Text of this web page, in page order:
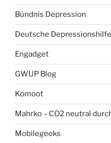
Bündnis Depression
Deutsche Depressionshilfe
Engadget
GWUP Blog
Komoot
Mahrko – CO2 neutral
Mobilegeeks